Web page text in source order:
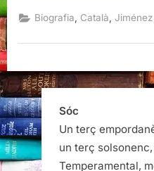
Felip
Calvet
Costa
Àngel
Jiménez”
Biografia Català ,
Sóc
Un terç
un terç
Temperamental,